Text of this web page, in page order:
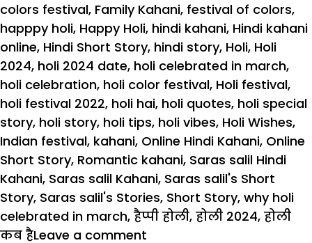
colors festival, Family Kahani, festival of colors,
happpy holi, Happy Holi, hindi kahani, Hindi kahani
online, Hindi Short Story, hindi story, Holi, Holi
2024, holi 2024 date, holi celebrated in march,
holi celebration, holi color festival, Holi festival,
holi festival 2022, holi hai, holi quotes, holi special
story, holi story, holi tips, holi vibes, Holi Wishes,
Indian festival, kahani, Online Hindi Kahani, Online
Short Story, Romantic kahani, Saras salil Hindi
Kahani, Saras salil Kahani, Saras salil's Short
Story, Saras salil's Stories, Short Story, why holi
celebrated in march, हैप्पी होली, होली 2024, होली
कब हैLeave a comment